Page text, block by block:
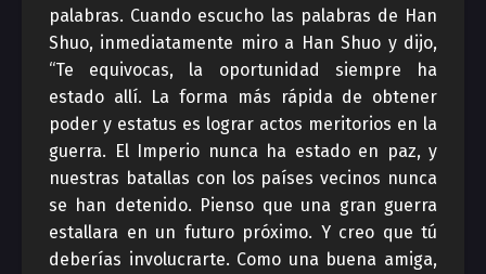
palabras. Cuando escucho las palabras de Han
Shuo, inmediatamente miro a Han Shuo y dijo,
“Te equivocas, la oportunidad siempre ha
estado allí. La forma más rápida de obtener
poder y estatus es lograr actos meritorios en la
guerra. El Imperio nunca ha estado en paz, y
nuestras batallas con los países vecinos nunca
se han detenido. Pienso que una gran guerra
estallara en un futuro próximo. Y creo que tú
deberías involucrarte. Como una buena amiga,